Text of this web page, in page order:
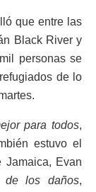
que entre las
Black River y
personas se
de lo
para todos,
estuvo el
Jamaica, Evan
de los daños,